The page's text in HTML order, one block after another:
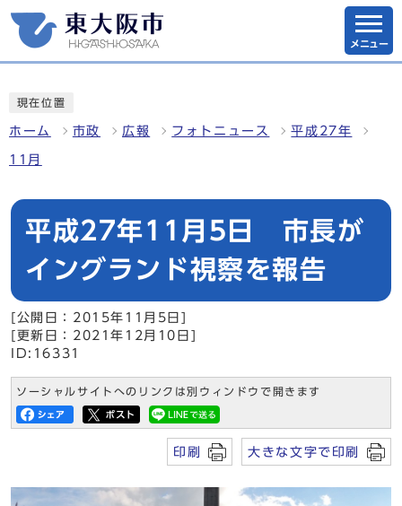
メニュー
現在位置
ホーム 市政 広報 フォトニュース 平成27年
11月
平成27年11月5日 市長が
イングランド視察を報告
[公開日：2015年11月5日]
[更新日：2021年12月10日]
ID:16331
ソーシャルサイトへのリンクは別ウィンドウで開きます
印刷 大きな文字で印刷